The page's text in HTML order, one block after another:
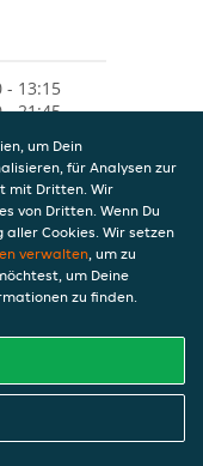
- 13:15
- 21:45
- 22:15
- 13:15
- 22:15
- 13:15
- 22:00
- 13:15
- 22:15
- 22:15
um Dein
für Analysen zur
mit Dritten. Wir
von Dritten. Wenn Du
Cookies. Wir setzen
verwalten, um zu
um Deine
zu finden.